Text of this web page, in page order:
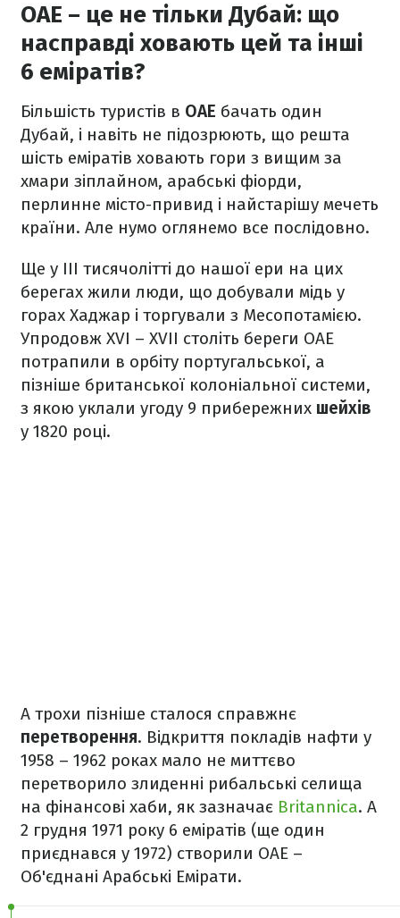
ОАЕ – це не тільки Дубай: що
насправді ховають цей та інші
6 еміратів?
Більшість туристів в ОАЕ бачать один
Дубай, і навіть не підозрюють, що решта
шість еміратів ховають гори з вищим за
хмари зіплайном, арабські фіорди,
перлинне місто-привид і найстарішу мечеть
країни. Але нумо оглянемо все послідовно.
Ще у III тисячолітті до нашої ери на цих
берегах жили люди, що добували мідь у
горах Хаджар і торгували з Месопотамією.
Упродовж XVI – XVII століть береги ОАЕ
потрапили в орбіту португальської, а
пізніше британської колоніальної системи,
з якою уклали угоду 9 прибережних шейхів
у 1820 році.
А трохи пізніше сталося справжнє
перетворення. Відкриття покладів нафти у
1958 – 1962 роках мало не миттєво
перетворило злиденні рибальські селища
на фінансові хаби, як зазначає Britannica. А
2 грудня 1971 року 6 еміратів (ще один
приєднався у 1972) створили ОАЕ –
Об'єднані Арабські Емірати.